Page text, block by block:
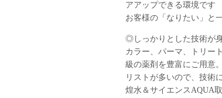
アアップできる環境です
お客様の「なりたい」と
◎しっかりとした技術が
カラー、パーマ、トリー
級の薬剤を豊富にご用意
リストが多いので、技術
煌水＆サイエンスAQUA